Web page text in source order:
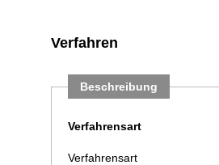
Verfahren
Beschreibung
Verfahrensart
Verfahrensart